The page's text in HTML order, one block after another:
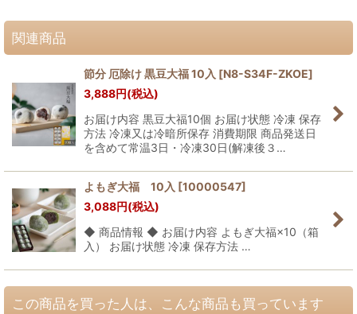
関連商品
節分 厄除け 黒豆大福 10入 [N8-S34F-ZKOE]
3,888円(税込)
お届け内容 黒豆大福10個 お届け状態 冷凍 保存
方法 冷凍又は冷暗所保存 消費期限 商品発送日
を含めて常温3日・冷凍30日(解凍後３…
よもぎ大福 10入 [10000547]
3,088円(税込)
◆ 商品情報 ◆ お届け内容 よもぎ大福×10（箱
入） お届け状態 冷凍 保存方法 …
この商品を買った人は、こんな商品も買っています